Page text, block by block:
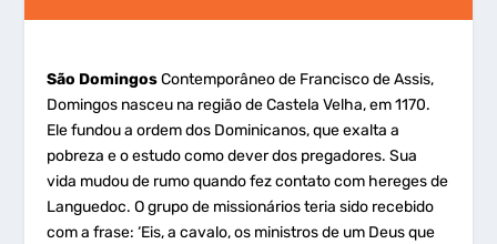
São DomingosContemporâneo de Francisco de Assis,
Domingos nasceu na região de Castela Velha, em 1170.
Ele fundou a ordem dos Dominicanos, que exalta a
pobreza e o estudo como dever dos pregadores. Sua
vida mudou de rumo quando fez contato com hereges de
Languedoc. O grupo de missionários teria sido recebido
com a frase: ‘Eis, a cavalo, os ministros de um Deus que